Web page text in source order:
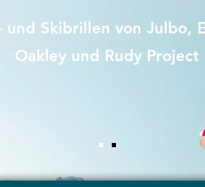
und Skibrillen von Julbo,
Oakley und Rudy Project